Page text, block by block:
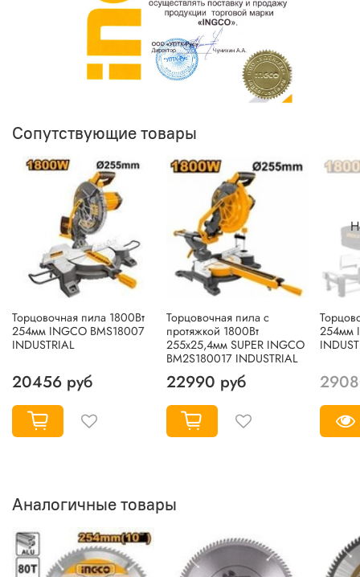
Сопутствующие товары
Торцовочная пила 1800Вт
254мм INGCO BMS18007
INDUSTRIAL
20456 руб
Торцовочная пила с
протяжкой 1800Вт
255х25,4мм SUPER INGCO
BM2S180017 INDUSTRIAL
22990 руб
254мм
Аналогичные товары